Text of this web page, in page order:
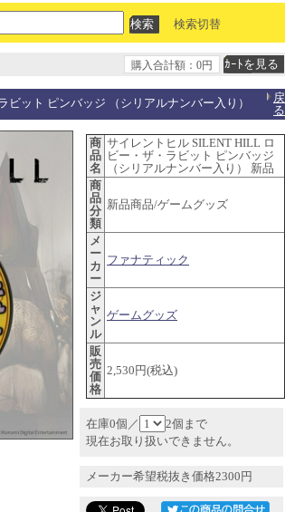
検索切替
購入合計額：0円
ット ピンバッジ （シリアルナンバー入り）
戻
る
商
品
名
サイレントヒル SILENT HILL ロ
ビー・ザ・ラビット ピンバッジ
（シリアルナンバー入り） 新品
商
品
分
類
新品商品/ゲームグッズ
メ
ー
カ
ー
ファナティック
ジ
ャ
ン
ル
ゲームグッズ
販
売
価
格
2,530円(税込)
在庫0個／
2個まで
現在お取り扱いできません。
メーカー希望税抜き価格2300円